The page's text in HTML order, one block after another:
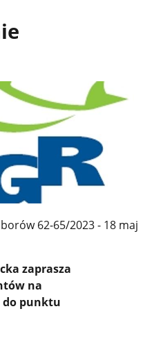
62-65/2023 - 18 maj
zaprasza
na
do punktu